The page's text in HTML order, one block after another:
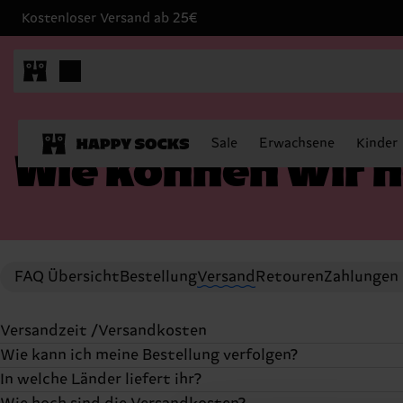
Kostenloser Versand ab 25€
Sale Erwachsene Kinder
Wie können wir
FAQ ÜbersichtBestellungVersandRetouren
Versandzeit /Versandkosten
Alle Bestellungen, die auf unserer Website aufgegeben
Standardversandoption ist DHL für Deutschland und
Wie kann ich meine Bestellung verfolgen?
In welche Länder liefert ihr?